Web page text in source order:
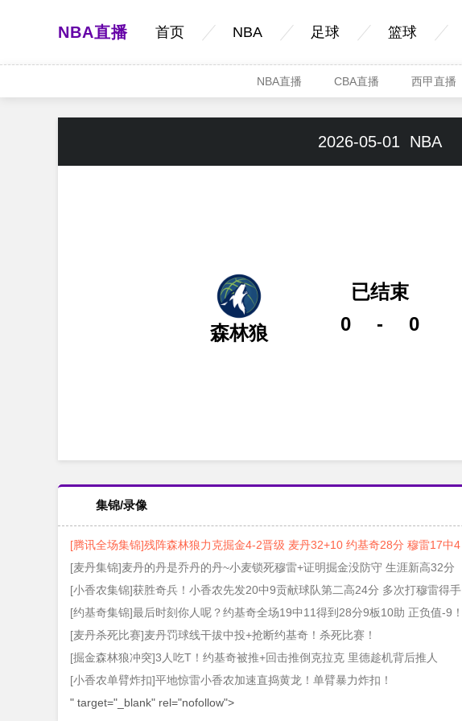
NBA直播 首页 NBA 足球 篮球
NBA直播 CBA直播 西甲直播
2026-05-01 NBA
森林狼 0 - 0
已结束
集锦/录像
[腾讯全场集锦]残阵森林狼力克掘金4-2晋级 麦丹32+10 约基奇28分 穆雷17中4
[麦丹集锦]麦丹的丹是乔丹的丹~小麦锁死穆雷+证明掘金没防守 生涯新高32分
[小香农集锦]获胜奇兵！小香农先发20中9贡献球队第二高24分 多次打穆雷得手
[约基奇集锦]最后时刻你人呢？约基奇全场19中11得到28分9板10助 正负值-9！
[麦丹杀死比赛]麦丹罚球线干拔中投+抢断约基奇！杀死比赛！
[掘金森林狼冲突]3人吃T！约基奇被推+回击推倒克拉克 里德趁机背后推人
[小香农单臂炸扣]平地惊雷小香农加速直捣黄龙！单臂暴力炸扣！
" target="_blank" rel="nofollow">